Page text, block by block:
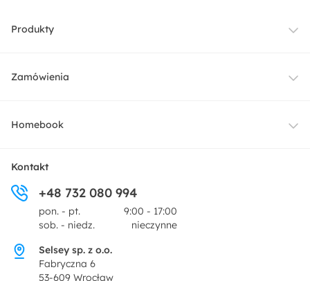
Produkty
Meble
Dekoracje i akcesoria
Promocje
Zamówienia
Dostawa
Zwroty
Pytania i odpowiedzi
Homebook
O nas
Centrum prasowe
Regulamin
Kontakt
+48 732 080 994
pon. - pt.
9:00 - 17:00
sob. - niedz.
nieczynne
Selsey sp. z o.o.
Fabryczna 6
53-609 Wrocław